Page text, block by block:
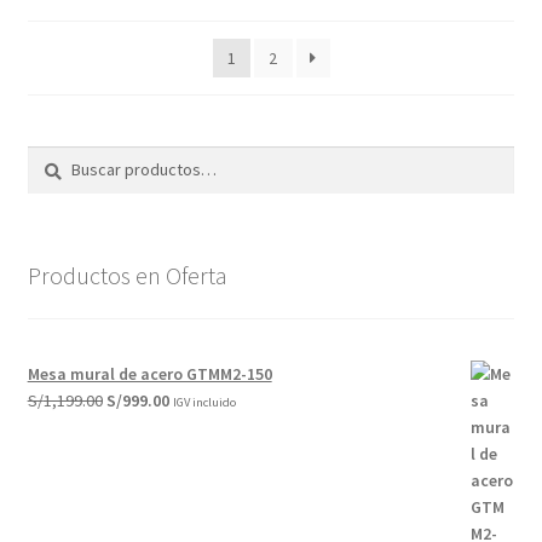
últimos
1 2
Productos en Oferta
Mesa mural de acero GTMM2-150
S/1,199.00 El
S/999.00ElIGV incluido